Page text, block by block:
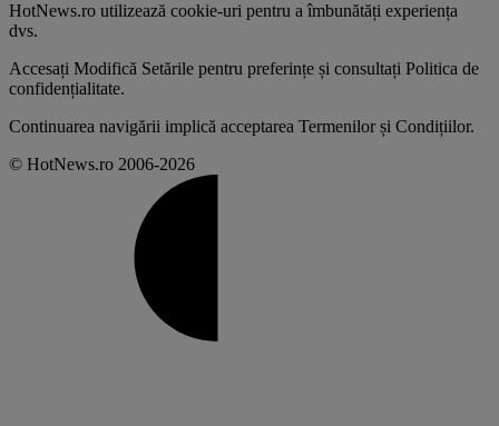
HotNews.ro utilizează cookie-uri pentru a îmbunătăți experiența
dvs.
Accesați Modifică Setările pentru preferințe și consultați Politica de
confidențialitate.
Continuarea navigării implică acceptarea Termenilor și Condițiilor.
© HotNews.ro 2006-2026